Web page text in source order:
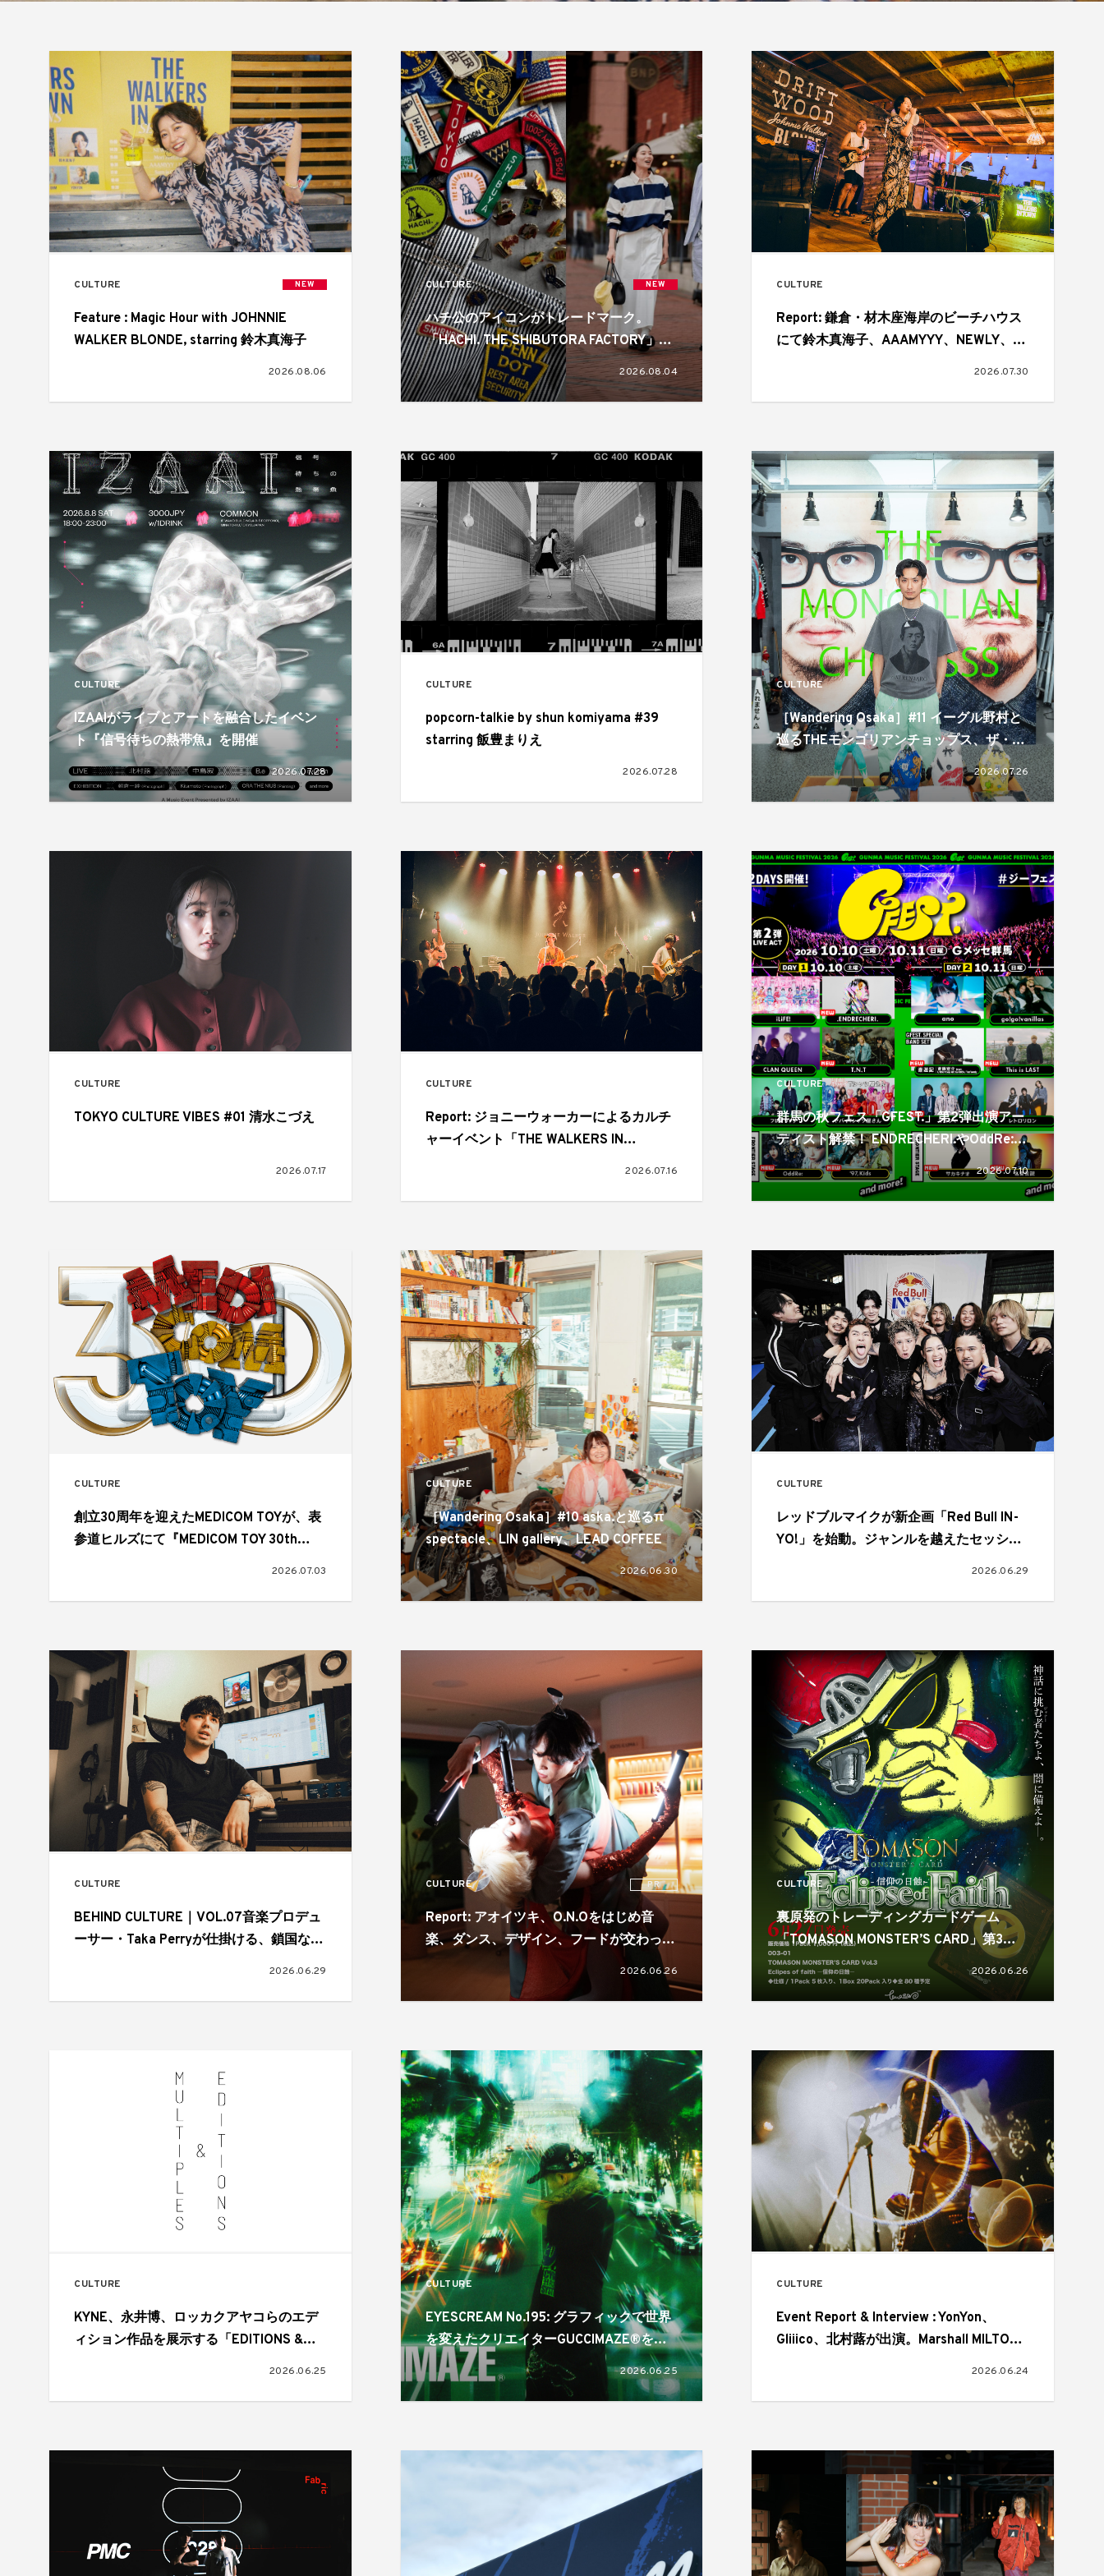
CULTURE NEW
Feature : Magic Hour with JOHNNIE
WALKER BLONDE, starring 鈴木真海子
2026.08.06
CULTURE NEW
ハチ公のアイコンがトレードマーク。
「HACHI. THE SHIBUTORA FACTORY」の
ポップアップが代官山・蔦屋書店で開催中
2026.08.04
CULTURE
Report: 鎌倉・材木座海岸のビーチハウス
にて鈴木真海子、AAAMYYY、NEWLY、
WALKERS IN TOWN SESSIONS Vol.6」が
2026.07.30
CULTURE
IZAAIがライブとアートを融合したイベン
ト『信号待ちの熱帯魚』を開催
2026.07.28
CULTURE
popcorn-talkie by shun komiyama #39
starring 飯豊まりえ
2026.07.28
CULTURE
［Wandering Osaka］#11 イーグル野村と
巡るTHEモンゴリアンチョップス、ザ・モ
チベーションショップ、十四才
2026.07.26
CULTURE
TOKYO CULTURE VIBES #01 清水こづえ
2026.07.17
CULTURE
Report: ジョニーウォーカーによるカルチ
ャーイベント「THE WALKERS IN
2026.07.16
CULTURE
群馬の秋フェス「GFEST.」第2弾出演アー
ティスト解禁！ ENDRECHERI.やOddRe:、
ユニゾンの斎藤宏介もスペシャルバンドセ
ットで登場
2026.07.10
CULTURE
創立30周年を迎えたMEDICOM TOYが、表
参道ヒルズにて『MEDICOM TOY 30th
2026.07.03
CULTURE
［Wandering Osaka］#10 aska.と巡るπ
spectacle、LIN gallery、LEAD COFFEE
2026.06.30
CULTURE
レッドブルマイクが新企画「Red Bull IN-
YO!」を始動。ジャンルを越えたセッショ
2026.06.29
CULTURE
BEHIND CULTURE｜VOL.07音楽プロデュ
ーサー・Taka Perryが仕掛ける、鎖国なき
2026.06.29
CULTURE PR
Report: アオイツキ、O.N.Oをはじめ音
楽、ダンス、デザイン、フードが交わった
「IQOS ‘REMIX YOUR STYLE’ NIGHT」。
コラボレーターには真鍋大度を起用
2026.06.26
CULTURE
裏原発のトレーディングカードゲーム
「TOMASON MONSTER’S CARD」第3弾
パックがリリース！
2026.06.26
CULTURE
KYNE、永井博、ロッカクアヤコらのエデ
ィション作品を展示する「EDITIONS &
2026.06.25
CULTURE
EYESCREAM No.195: グラフィックで世界
を変えたクリエイターGUCCIMAZE®を特
集! 6月1日発売
2026.06.25
CULTURE
Event Report & Interview : YonYon、
Gliiico、北村蕗が出演。Marshall MILTON
2026.06.24